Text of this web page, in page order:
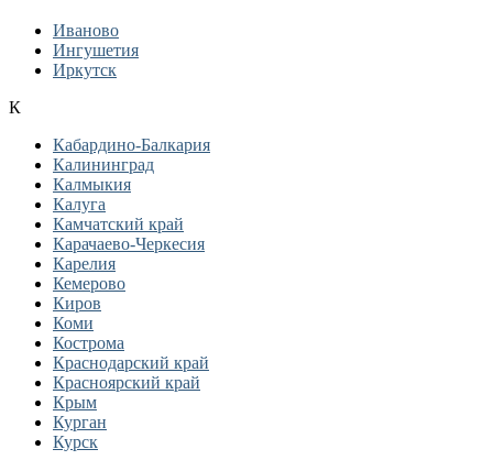
Иваново
Ингушетия
Иркутск
К
Кабардино-Балкария
Калининград
Калмыкия
Калуга
Камчатский край
Карачаево-Черкесия
Карелия
Кемерово
Киров
Коми
Кострома
Краснодарский край
Красноярский край
Крым
Курган
Курск